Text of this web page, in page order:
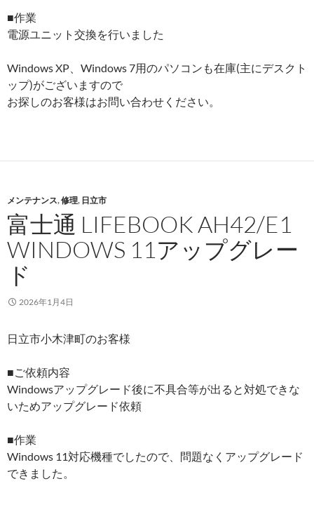
■作業
電源ユニット交換を行いました
Windows XP、Windows 7用のパソコンも在庫(主にデスクト
ップ)がございますので
お探しのお客様はお問い合わせください。
メンテナンス,修理, 日立市
富士通 LIFEBOOK AH42/E1
WINDOWS 11アップグレー
ド
2026年1月4日
日立市小木津町のお客様
■ご依頼内容
Windowsアップグレード後に不具合等が出ると対処できな
いためアップグレード依頼
■作業
Windows 11対応機種でしたので、問題なくアップグレード
できました。